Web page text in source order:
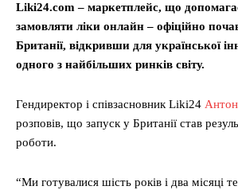
Liki24.com – маркетплейс, що
замовляти ліки онлайн – офіційно
Британії, відкривши для української
одного з найбільших ринків світу.
Гендиректор і співзасновник Liki24
розповів, що запуск у Британії став
роботи.
“Ми готувалися шість років і два місяці